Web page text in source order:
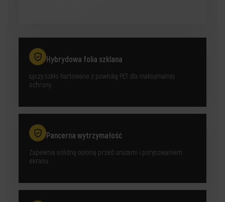
Hybrydowa folia szklana
Łączy szkło hartowane z powłoką PET dla maksymalnej
ochrony.
Pancerna wytrzymałość
Zapewnia solidną osłonę przed urazami i porysowaniem
ekranu.